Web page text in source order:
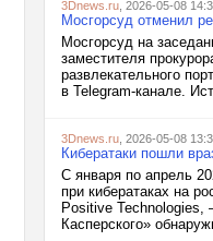
3Dnews.ru , 2026-05-08
Мосгорсуд отменил
Мосгорсуд на
заместителя
развлекательного
в Telegram-канале.
3Dnews.ru , 2026-05-08
Кибератаки пошли
С января по апрель
при кибератаках на
Positive
Касперского»